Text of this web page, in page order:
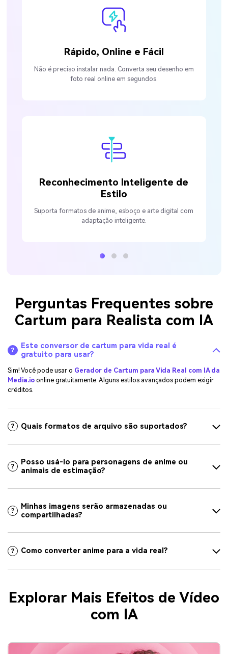
Rápido, Online e Fácil
Não é preciso instalar nada. Converta seu desenho em
foto real online em segundos.
Reconhecimento Inteligente de
Estilo
Suporta formatos de anime, esboço e arte digital com
adaptação inteligente.
Perguntas Frequentes sobre
Cartum para Realista com IA
Este conversor de cartum para vida real é
gratuito para usar?
Sim! Você pode usar o Gerador de Cartum para Vida Real com IA da
Media.io online gratuitamente. Alguns estilos avançados podem exigir
créditos.
Quais formatos de arquivo são suportados?
Posso usá-lo para personagens de anime ou
animais de estimação?
Minhas imagens serão armazenadas ou
compartilhadas?
Como converter anime para a vida real?
Explorar Mais Efeitos de Vídeo
com IA